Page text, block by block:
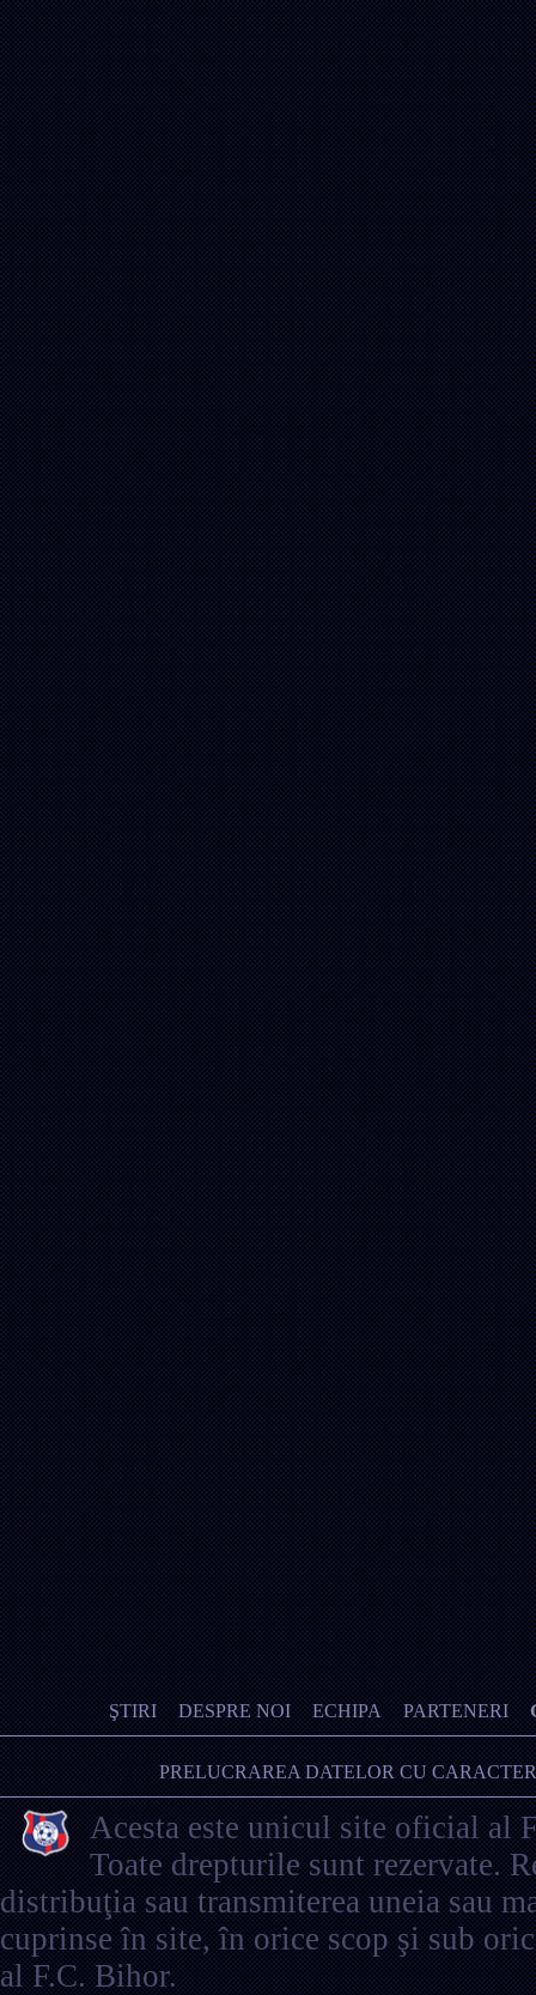
ŞTIRI DESPRE NOI ECHIPA PARTENERI
PRELUCRAREA DATELOR CU
Acesta este unicul site oficial al
Toate drepturile sunt rezervate.
distribuţia sau transmiterea uneia sau
cuprinse în site, în orice scop şi sub
al F.C. Bihor.